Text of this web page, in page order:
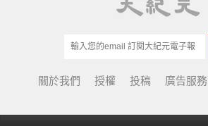
關於我們 授權 投稿 廣告服務